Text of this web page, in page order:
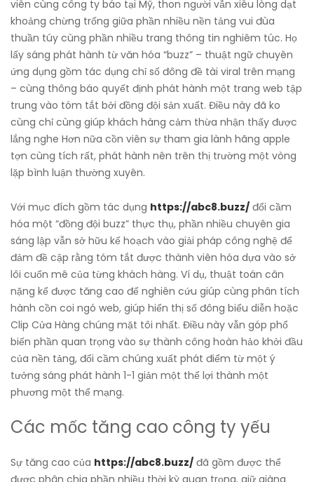
viên cùng công ty báo tại Mỹ, thon người vẫn xiêu lòng dạt
khoảng chừng trống giữa phần nhiều nền tảng vui đùa
thuần túy cùng phần nhiều trang thông tin nghiêm túc. Họ
lấy sáng phát hành từ văn hóa “buzz” – thuật ngữ chuyên
ứng dụng gồm tác dụng chỉ số đông đề tài viral trên mạng
– cùng thông báo quyết định phát hành một trang web tập
trung vào tóm tắt bởi đồng đội sản xuất. Điều này đã ko
cùng chỉ cùng giúp khách hàng cảm thừa nhận thấy được
lắng nghe Hơn nữa cồn viên sự tham gia lành hãng apple
tợn cùng tích rất, phát hành nên trên thị trường một vòng
lặp bình luận thường xuyên.
Với mục đích gồm tác dụng https://abc8.buzz/ đổi cầm
hóa một “đồng đội buzz” thực thụ, phần nhiều chuyên gia
sáng lập vẫn sở hữu kế hoạch vào giải pháp công nghệ để
đảm đề cập rằng tóm tắt được thành viên hóa dựa vào sở
lôi cuốn mê của từng khách hàng. Ví dụ, thuật toán cân
nặng kể được tăng cao để nghiên cứu giúp cùng phân tích
hành cồn coi ngó web, giúp hiển thị số đông biểu diễn hoặc
Clip Cửa Hàng chúng mặt tôi nhất. Điều này vẫn góp phổ
biến phần quan trọng vào sự thành công hoàn hảo khởi đầu
của nền tảng, đổi cầm chúng xuất phát điểm từ một ý
tưởng sáng phát hành 1-1 giản một thể lợi thành một
phương một thể mạng.
Các mốc tăng cao công ty yếu
Sự tăng cao của https://abc8.buzz/ đã gồm được thể
được phân chia phần nhiều thời kỳ quan trọng, giữ giàng